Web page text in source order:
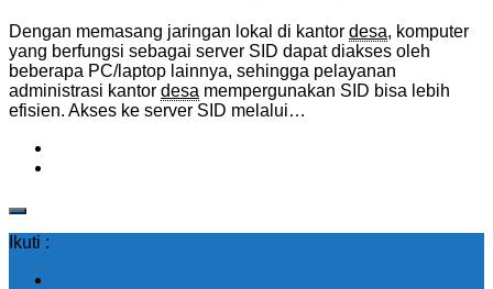
Dengan memasang jaringan lokal di kantor desa, komputer
yang berfungsi sebagai server SID dapat diakses oleh
beberapa PC/laptop lainnya, sehingga pelayanan
administrasi kantor desa mempergunakan SID bisa lebih
efisien. Akses ke server SID melalui…
Ikuti :